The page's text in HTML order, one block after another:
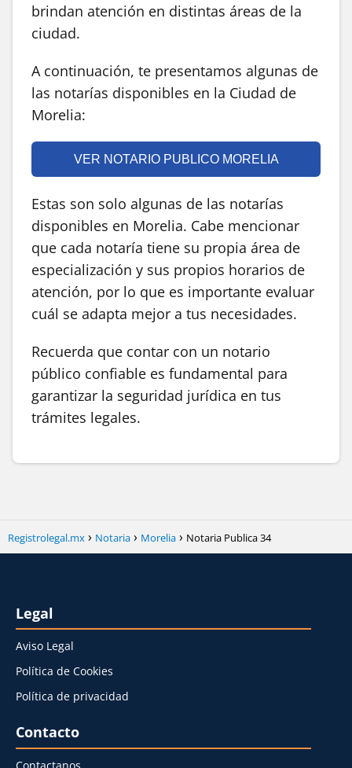
brindan atención en distintas áreas de la
ciudad.
A continuación, te presentamos algunas de
las notarías disponibles en la Ciudad de
Morelia:
VER NOTARIO PUBLICO MORELIA
Estas son solo algunas de las notarías
disponibles en Morelia. Cabe mencionar
que cada notaría tiene su propia área de
especialización y sus propios horarios de
atención, por lo que es importante evaluar
cuál se adapta mejor a tus necesidades.
Recuerda que contar con un notario
público confiable es fundamental para
garantizar la seguridad jurídica en tus
trámites legales.
Registrolegal.mx Notaria Morelia Notaria Publica 34
Legal
Aviso Legal
Política de Cookies
Política de privacidad
Contacto
Contactanos